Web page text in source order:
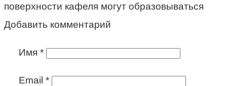
поверхности кафеля могут образовываться
Добавить комментарий
Имя *
Email *